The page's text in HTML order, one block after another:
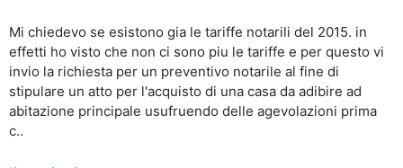
Mi chiedevo se esistono gia le tariffe notarili del 2015. in
effetti ho visto che non ci sono piu le tariffe e per questo vi
invio la richiesta per un preventivo notarile al fine di
stipulare un atto per l'acquisto di una casa da adibire ad
abitazione principale usufruendo delle agevolazioni prima
c..